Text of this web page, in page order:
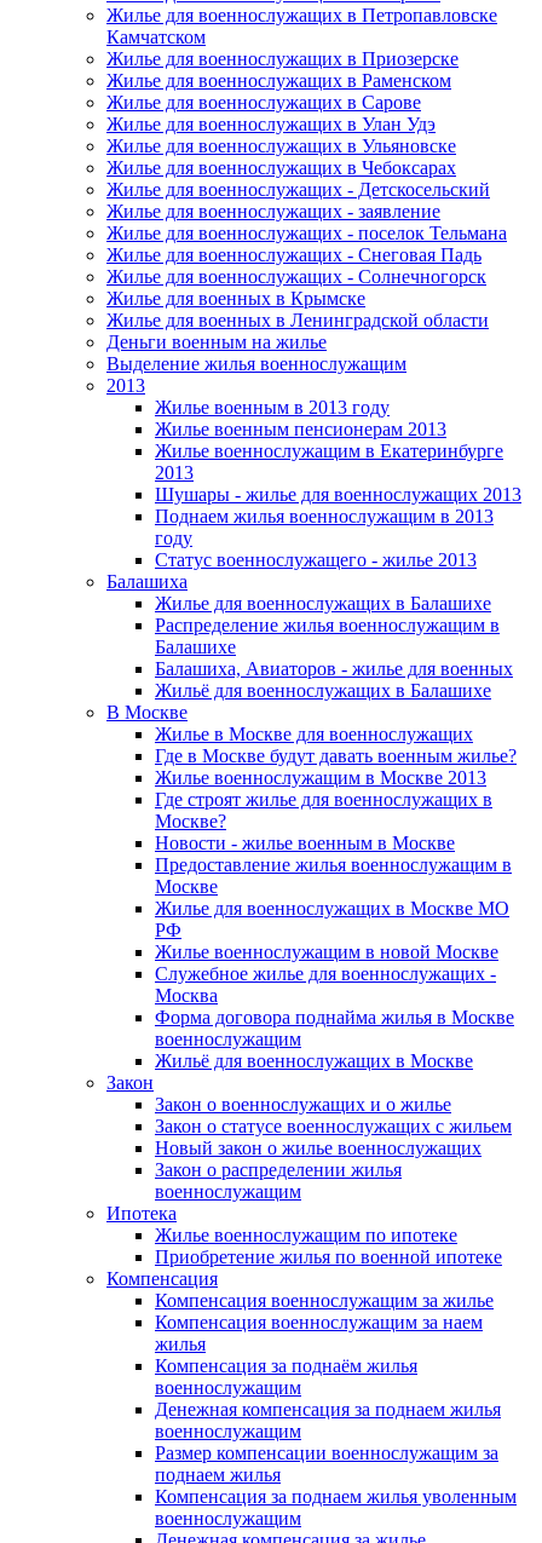
Жилье для военнослужащих в Петропавловске
Камчатском
Жилье для военнослужащих в Приозерске
Жилье для военнослужащих в Раменском
Жилье для военнослужащих в Сарове
Жилье для военнослужащих в Улан Удэ
Жилье для военнослужащих в Ульяновске
Жилье для военнослужащих в Чебоксарах
Жилье для военнослужащих - Детскосельский
Жилье для военнослужащих - заявление
Жилье для военнослужащих - поселок Тельмана
Жилье для военнослужащих - Снеговая Падь
Жилье для военнослужащих - Солнечногорск
Жилье для военных в Крымске
Жилье для военных в Ленинградской области
Деньги военным на жилье
Выделение жилья военнослужащим
2013
Жилье военным в 2013 году
Жилье военным пенсионерам 2013
Жилье военнослужащим в Екатеринбурге
2013
Шушары - жилье для военнослужащих 2013
Поднаем жилья военнослужащим в 2013
году
Статус военнослужащего - жилье 2013
Балашиха
Жилье для военнослужащих в Балашихе
Распределение жилья военнослужащим в
Балашихе
Балашиха, Авиаторов - жилье для военных
Жильё для военнослужащих в Балашихе
В Москве
Жилье в Москве для военнослужащих
Где в Москве будут давать военным жилье?
Жилье военнослужащим в Москве 2013
Где строят жилье для военнослужащих в
Москве?
Новости - жилье военным в Москве
Предоставление жилья военнослужащим в
Москве
Жилье для военнослужащих в Москве МО
РФ
Жилье военнослужащим в новой Москве
Служебное жилье для военнослужащих -
Москва
Форма договора поднайма жилья в Москве
военнослужащим
Жильё для военнослужащих в Москве
Закон
Закон о военнослужащих и о жилье
Закон о статусе военнослужащих с жильем
Новый закон о жилье военнослужащих
Закон о распределении жилья
военнослужащим
Ипотека
Жилье военнослужащим по ипотеке
Приобретение жилья по военной ипотеке
Компенсация
Компенсация военнослужащим за жилье
Компенсация военнослужащим за наем
жилья
Компенсация за поднаём жилья
военнослужащим
Денежная компенсация за поднаем жилья
военнослужащим
Размер компенсации военнослужащим за
поднаем жилья
Компенсация за поднаем жилья уволенным
военнослужащим